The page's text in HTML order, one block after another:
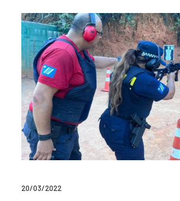
20/03/2022